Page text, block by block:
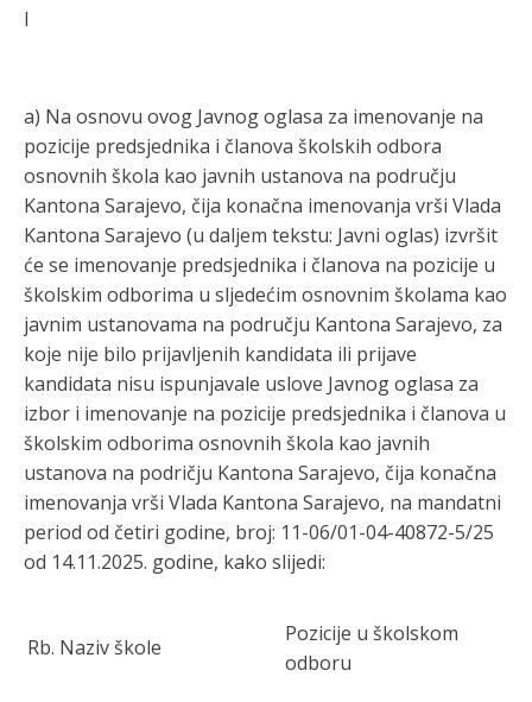
I
a) Na osnovu ovog Javnog oglasa za imenovanje na
pozicije predsjednika i članova školskih odbora
osnovnih škola kao javnih ustanova na području
Kantona Sarajevo, čija konačna imenovanja vrši Vlada
Kantona Sarajevo (u daljem tekstu: Javni oglas) izvršit
će se imenovanje predsjednika i članova na pozicije u
školskim odborima u sljedećim osnovnim školama kao
javnim ustanovama na području Kantona Sarajevo, za
koje nije bilo prijavljenih kandidata ili prijave
kandidata nisu ispunjavale uslove Javnog oglasa za
izbor i imenovanje na pozicije predsjednika i članova u
školskim odborima osnovnih škola kao javnih
ustanova na podričju Kantona Sarajevo, čija konačna
imenovanja vrši Vlada Kantona Sarajevo, na mandatni
period od četiri godine, broj: 11-06/01-04-40872-5/25
od 14.11.2025. godine, kako slijedi:
Rb. Naziv škole
Pozicije u školskom
odboru